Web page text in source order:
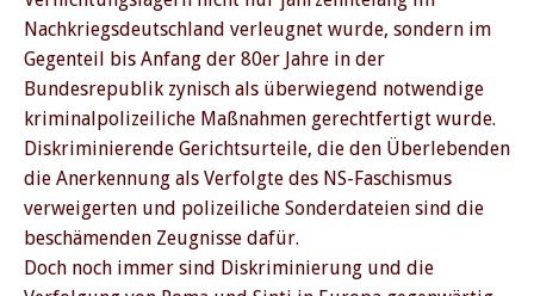
Nachkriegsdeutschland verleugnet wurde, sondern im
Gegenteil bis Anfang der 80er Jahre in der
Bundesrepublik zynisch als überwiegend notwendige
kriminalpolizeiliche Maßnahmen gerechtfertigt wurde.
Diskriminierende Gerichtsurteile, die den Überlebenden
die Anerkennung als Verfolgte des NS-Faschismus
verweigerten und polizeiliche Sonderdateien sind die
beschämenden Zeugnisse dafür.
Doch noch immer sind Diskriminierung und die